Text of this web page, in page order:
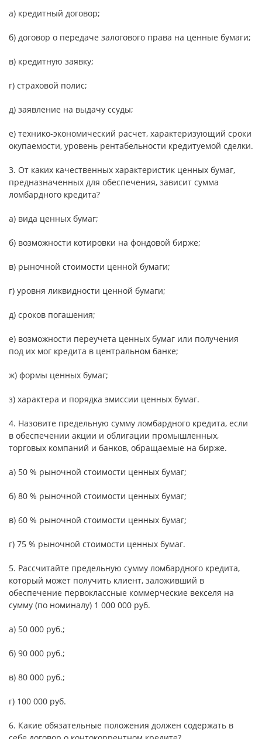
а) кредитный договор;
б) договор о передаче залогового права на ценные бумаги;
в) кредитную заявку;
г) страховой полис;
д) заявление на выдачу ссуды;
е) технико-экономический расчет, характеризующий сроки
окупаемости, уровень рентабельности кредитуемой сделки.
3. От каких качественных характеристик ценных бумаг,
предназначенных для обеспечения, зависит сумма
ломбардного кредита?
а) вида ценных бумаг;
б) возможности котировки на фондовой бирже;
в) рыночной стоимости ценной бумаги;
г) уровня ликвидности ценной бумаги;
д) сроков погашения;
e) возможности переучета ценных бумаг или получения
под их мог кредита в центральном банке;
ж) формы ценных бумаг;
з) характера и порядка эмиссии ценных бумаг.
4. Назовите предельную сумму ломбардного кредита, если
в обеспечении акции и облигации промышленных,
торговых компаний и банков, обращаемые на бирже.
а) 50 % рыночной стоимости ценных бумаг;
б) 80 % рыночной стоимости ценных бумаг;
в) 60 % рыночной стоимости ценных бумаг;
г) 75 % рыночной стоимости ценных бумаг.
5. Рассчитайте предельную сумму ломбардного кредита,
который может получить клиент, заложивший в
обеспечение первоклассные коммерческие векселя на
сумму (по номиналу) 1 000 000 руб.
а) 50 000 руб.;
б) 90 000 руб.;
в) 80 000 руб.;
г) 100 000 руб.
6. Какие обязательные положения должен содержать в